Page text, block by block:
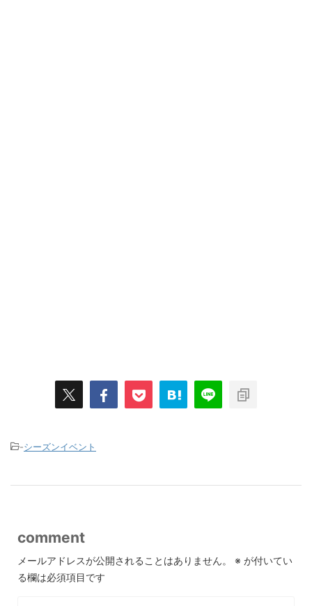
-シーズンイベント
comment
メールアドレスが公開されることはありません。 ※ が付いてい
る欄は必須項目です